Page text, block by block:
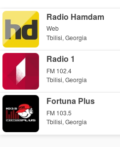
Radio Hamdam
Web
Tbilisi, Georgia
Radio 1
FM 102.4
Tbilisi, Georgia
Fortuna Plus
FM 103.5
Tbilisi, Georgia